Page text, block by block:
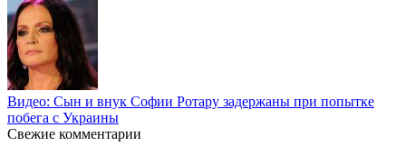
Видео: Сын и внук Софии Ротару задержаны при попытке
побега с Украины
Свежие комментарии